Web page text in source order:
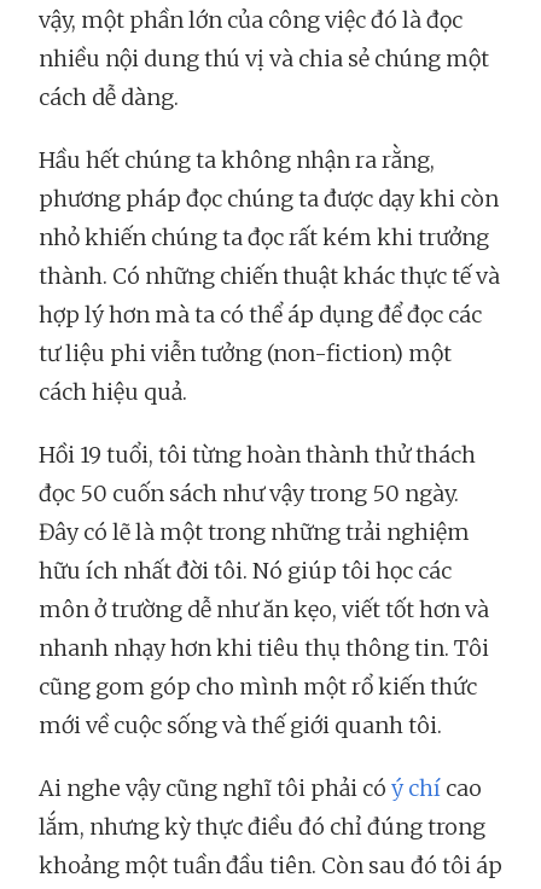
vậy, một phần lớn của công việc đó là đọc
nhiều nội dung thú vị và chia sẻ chúng một
cách dễ dàng.
Hầu hết chúng ta không nhận ra rằng,
phương pháp đọc chúng ta được dạy khi còn
nhỏ khiến chúng ta đọc rất kém khi trưởng
thành. Có những chiến thuật khác thực tế và
hợp lý hơn mà ta có thể áp dụng để đọc các
tư liệu phi viễn tưởng (non-fiction) một
cách hiệu quả.
Hồi 19 tuổi, tôi từng hoàn thành thử thách
đọc 50 cuốn sách như vậy trong 50 ngày.
Đây có lẽ là một trong những trải nghiệm
hữu ích nhất đời tôi. Nó giúp tôi học các
môn ở trường dễ như ăn kẹo, viết tốt hơn và
nhanh nhạy hơn khi tiêu thụ thông tin. Tôi
cũng gom góp cho mình một rổ kiến thức
mới về cuộc sống và thế giới quanh tôi.
Ai nghe vậy cũng nghĩ tôi phải có ý chí cao
lắm, nhưng kỳ thực điều đó chỉ đúng trong
khoảng một tuần đầu tiên. Còn sau đó tôi áp